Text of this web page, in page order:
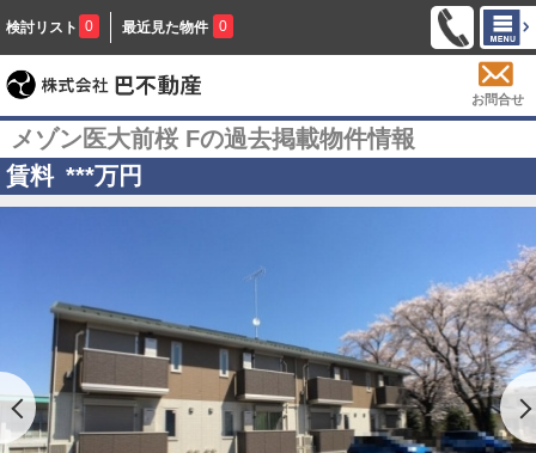
検討リスト 0 最近見た物件 0
お問合せ
メゾン医大前桜 Fの過去掲載物件情報
賃料 ***万円